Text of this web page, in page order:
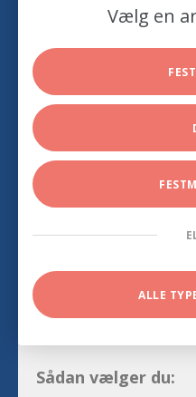
Vælg en
ALLE
Sådan vælger du: